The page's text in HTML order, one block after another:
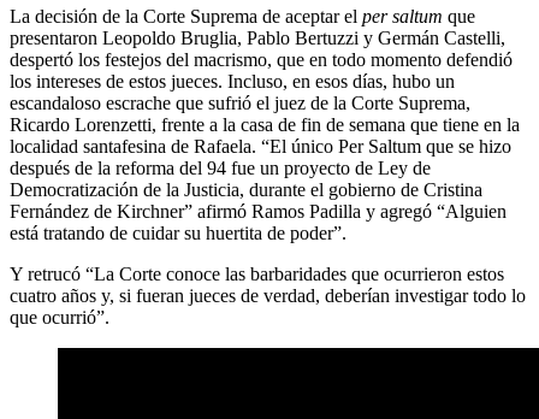
La decisión de la Corte Suprema de aceptar el per saltum que
presentaron Leopoldo Bruglia, Pablo Bertuzzi y Germán Castelli,
despertó los festejos del macrismo, que en todo momento defendió
los intereses de estos jueces. Incluso, en esos días, hubo un
escandaloso escrache que sufrió el juez de la Corte Suprema,
Ricardo Lorenzetti, frente a la casa de fin de semana que tiene en la
localidad santafesina de Rafaela. “El único Per Saltum que se hizo
después de la reforma del 94 fue un proyecto de Ley de
Democratización de la Justicia, durante el gobierno de Cristina
Fernández de Kirchner” afirmó Ramos Padilla y agregó “Alguien
está tratando de cuidar su huertita de poder”.
Y retrucó “La Corte conoce las barbaridades que ocurrieron estos
cuatro años y, si fueran jueces de verdad, deberían investigar todo lo
que ocurrió”.